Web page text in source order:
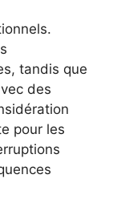
tandis que
des
pour les